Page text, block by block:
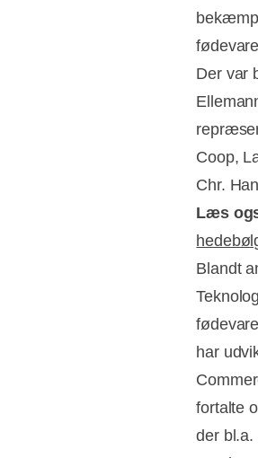
Der var
Coop,
Chr.
Læs
Blandt
har
fortalte
der